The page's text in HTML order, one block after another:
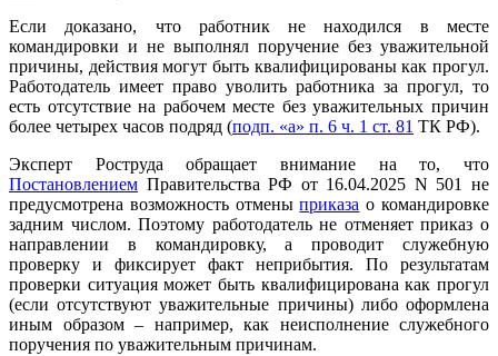
Если доказано, что работник не находился в месте
командировки и не выполнял поручение без уважительной
причины, действия могут быть квалифицированы как прогул.
Работодатель имеет право уволить работника за прогул, то
есть отсутствие на рабочем месте без уважительных причин
более четырех часов подряд (подп. «а» п. 6 ч. 1 ст. 81 ТК РФ).
Эксперт Роструда обращает внимание на то, что
Постановлением Правительства РФ от 16.04.2025 N 501 не
предусмотрена возможность отменыприказа о командировке
задним числом. Поэтому работодатель не отменяет приказ о
направлении в командировку, а проводит служебную
проверку и фиксирует факт неприбытия. По результатам
проверки ситуация может быть квалифицирована как прогул
(если отсутствуют уважительные причины) либо оформлена
иным образом – например, как неисполнение служебного
поручения по уважительным причинам.